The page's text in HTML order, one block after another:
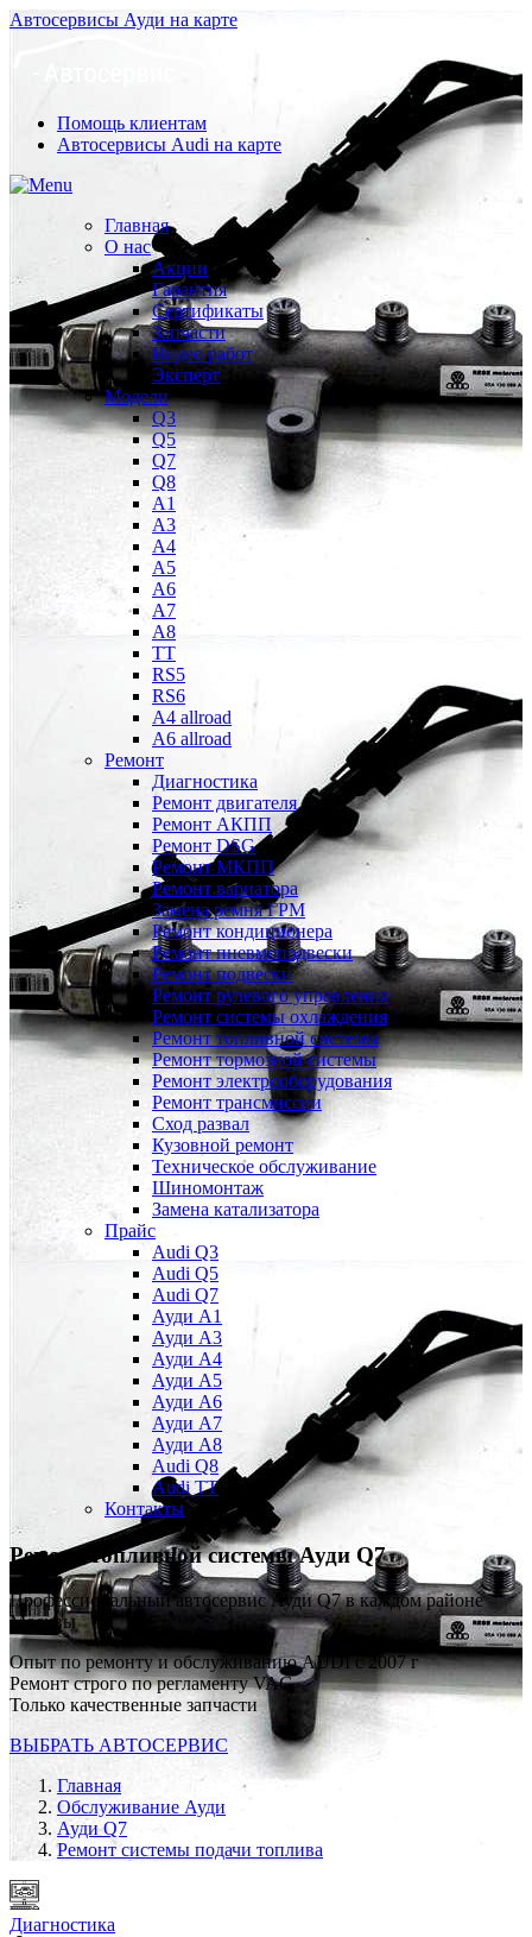
Автосервисы Ауди на карте
Помощь клиентам
Автосервисы Audi на карте
Главная
О нас
Акции
Гарантия
Сертификаты
Запчасти
Видео работ
Эксперт
Модели
Q3
Q5
Q7
Q8
A1
A3
A4
A5
A6
A7
A8
TT
RS5
RS6
A4 allroad
A6 allroad
Ремонт
Диагностика
Ремонт двигателя
Ремонт АКПП
Ремонт DSG
Ремонт МКПП
Ремонт вариатора
Замена ремня ГРМ
Ремонт кондиционера
Ремонт пневмоподвески
Ремонт подвески
Ремонт рулевого управления
Ремонт системы охлаждения
Ремонт топливной системы
Ремонт тормозной системы
Ремонт электрооборудования
Ремонт трансмиссии
Сход развал
Кузовной ремонт
Техническое обслуживание
Шиномонтаж
Замена катализатора
Прайс
Audi Q3
Audi Q5
Audi Q7
Ауди А1
Ауди А3
Ауди А4
Ауди A5
Ауди А6
Ауди А7
Ауди A8
Audi Q8
Audi TT
Контакты
Ремонт топливной системыАуди Q7
Профессиональный автосервис Ауди Q7 в каждом районе
Москвы
Опыт по ремонту и обслуживанию AUDI с 2007 г
Ремонт строго по регламенту VAG
Только качественные запчасти
ВЫБРАТЬ АВТОСЕРВИС
Главная
Обслуживание Ауди
Ауди Q7
Ремонт системы подачи топлива
Диагностика